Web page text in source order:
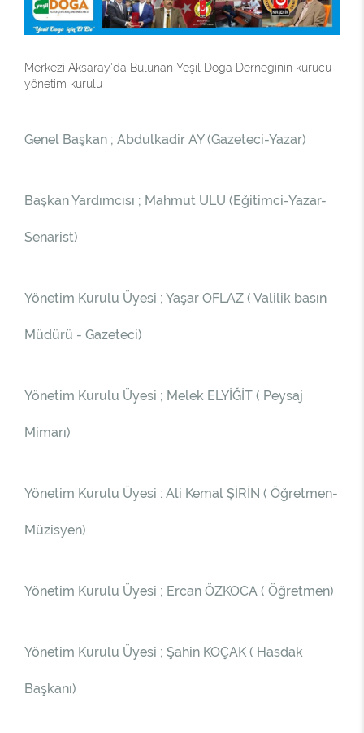
Merkezi Aksaray'da Bulunan Yeşil Doğa Derneğinin kurucu
yönetim kurulu
Genel Başkan ; Abdulkadir AY (Gazeteci-Yazar)
Başkan Yardımcısı ; Mahmut ULU (Eğitimci-Yazar-
Senarist)
Yönetim Kurulu Üyesi ; Yaşar OFLAZ ( Valilik basın
Müdürü - Gazeteci)
Yönetim Kurulu Üyesi ; Melek ELYİĞİT ( Peysaj
Mimarı)
Yönetim Kurulu Üyesi : Ali Kemal ŞİRİN ( Öğretmen-
Müzisyen)
Yönetim Kurulu Üyesi ; Ercan ÖZKOCA ( Öğretmen)
Yönetim Kurulu Üyesi ; Şahin KOÇAK ( Hasdak
Başkanı)